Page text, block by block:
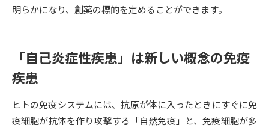
データサイエンス特集 奨学金・特待生制度特集
デジタルパンフレット 進路の３択
新学年スタート号特集ページ
SELFBRAND特集ページ
明らかになり、創薬の標的を定めることができます。
「自己炎症性疾患」は新しい概念の免疫
疾患
ヒトの免疫システムには、抗原が体に入ったときにすぐに免
疫細胞が抗体を作り攻撃する「自然免疫」と、免疫細胞が多